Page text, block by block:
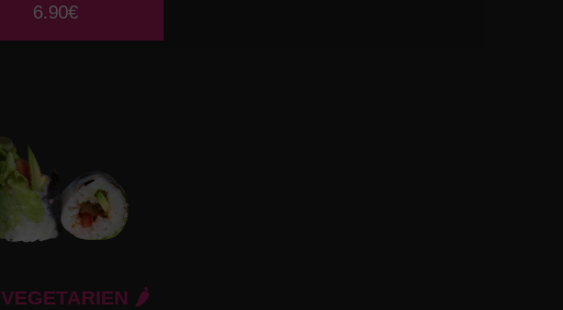
6.90€
VEGETARIEN 🌶️